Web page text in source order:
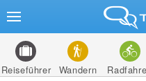
Reiseführer Wandern